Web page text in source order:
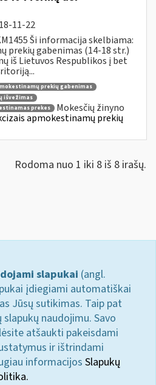
11-22
Ši informacija skelbiama:
prekių gabenimas (14-18 str.)
iš Lietuvos Respublikos į bet
prekių gabenimas
išvežimas
prekes
Mokesčių žinyno
apmokestinamų prekių
Rodoma nuo 1 iki 8 iš 8 irašų.
slapukai (angl.
įdiegiami automatiškai
Jūsų sutikimas. Taip pat
naudojimu. Savo
atšaukti pakeisdami
ir ištrindami
informacijos Slapukų